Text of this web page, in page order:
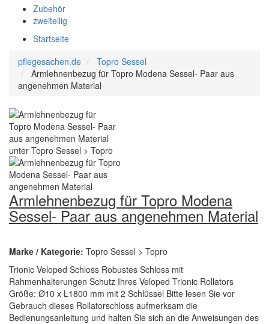
Zubehör
zweiteilig
Startseite
pflegesachen.de
Topro Sessel
Armlehnenbezug für Topro Modena Sessel- Paar aus
angenehmen Material
Armlehnenbezug für Topro Modena
Sessel- Paar aus angenehmen Material
Marke / Kategorie: Topro Sessel > Topro
Trionic Veloped Schloss Robustes Schloss mit
Rahmenhalterungen Schutz Ihres Veloped Trionic Rollators
Größe: Ø10 x L1800 mm mit 2 Schlüssel Bitte lesen Sie vor
Gebrauch dieses Rollatorschloss aufmerksam die
Bedienungsanleitung und halten Sie sich an die Anweisungen des